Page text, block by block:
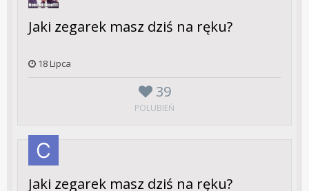
39
POLUBIEŃ
Jaki zegarek masz dziś na ręku?
18 Lipca
Jaki zegarek masz dziś na ręku?